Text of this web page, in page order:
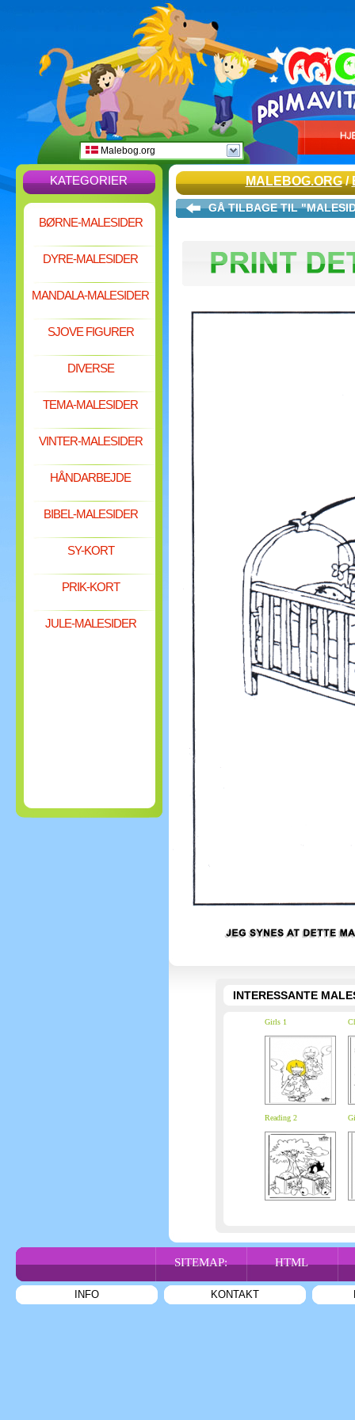
Malebog.org
KATEGORIER
BØRNE-MALESIDER
DYRE-MALESIDER
MANDALA-MALESIDER
SJOVE FIGURER
DIVERSE
TEMA-MALESIDER
VINTER-MALESIDER
HÅNDARBEJDE
BIBEL-MALESIDER
SY-KORT
PRIK-KORT
JULE-MALESIDER
MALEBOG.ORG/
GÅ TILBAGE TIL
INTERESSANTE
Girls 1
Reading 2
SITEMAP: HTML
INFO KONTAKT